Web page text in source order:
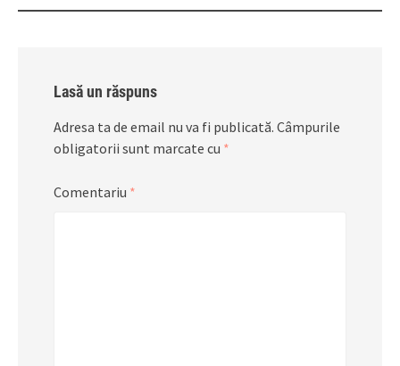
Lasă un răspuns
Adresa ta de email nu va fi publicată. Câmpurile
obligatorii sunt marcate cu *
Comentariu *